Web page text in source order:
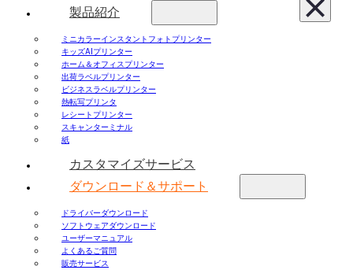
製品紹介
ミニカラーインスタントフォトプリンター
キッズAIプリンター
ホーム＆オフィスプリンター
出荷ラベルプリンター
ビジネスラベルプリンター
熱転写プリンタ
レシートプリンター
スキャンターミナル
紙
カスタマイズサービス
ダウンロード＆サポート
ドライバーダウンロード
ソフトウェアダウンロード
ユーザーマニュアル
よくあるご質問
販売サービス